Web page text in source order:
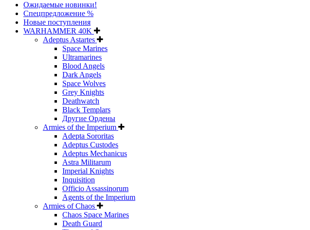
Ожидаемые новинки!
Спецпредложение %
Новые поступления
WARHAMMER 40K
Adeptus Astartes
Space Marines
Ultramarines
Blood Angels
Dark Angels
Space Wolves
Grey Knights
Deathwatch
Black Templars
Другие Ордены
Armies of the Imperium
Adepta Sororitas
Adeptus Custodes
Adeptus Mechanicus
Astra Militarum
Imperial Knights
Inquisition
Officio Assassinorum
Agents of the Imperium
Armies of Chaos
Chaos Space Marines
Death Guard